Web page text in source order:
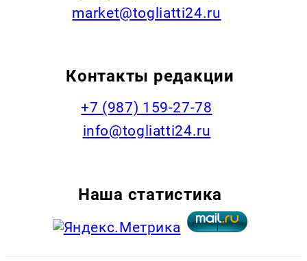
market@togliatti24.ru
Контакты редакции
+7 (987) 159-27-78
info@togliatti24.ru
Наша статистика